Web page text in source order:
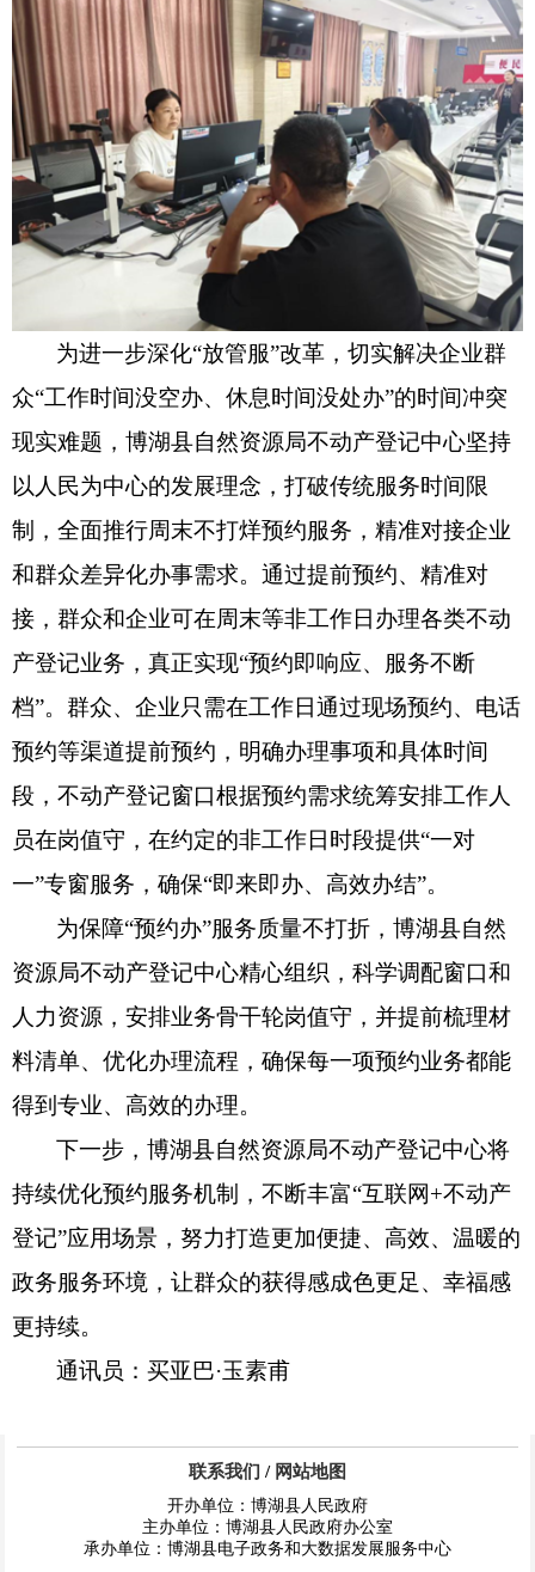
为进一步深化“放管服”改革，切实解决企业群
众“工作时间没空办、休息时间没处办”的时间冲突
现实难题，博湖县自然资源局不动产登记中心坚持
以人民为中心的发展理念，打破传统服务时间限
制，全面推行周末不打烊预约服务，精准对接企业
和群众差异化办事需求。通过提前预约、精准对
接，群众和企业可在周末等非工作日办理各类不动
产登记业务，真正实现“预约即响应、服务不断
档”。群众、企业只需在工作日通过现场预约、电话
预约等渠道提前预约，明确办理事项和具体时间
段，不动产登记窗口根据预约需求统筹安排工作人
员在岗值守，在约定的非工作日时段提供“一对
一”专窗服务，确保“即来即办、高效办结”。
为保障“预约办”服务质量不打折，博湖县自然
资源局不动产登记中心精心组织，科学调配窗口和
人力资源，安排业务骨干轮岗值守，并提前梳理材
料清单、优化办理流程，确保每一项预约业务都能
得到专业、高效的办理。
下一步，博湖县自然资源局不动产登记中心将
持续优化预约服务机制，不断丰富“互联网+不动产
登记”应用场景，努力打造更加便捷、高效、温暖的
政务服务环境，让群众的获得感成色更足、幸福感
更持续。
通讯员：买亚巴·玉素甫
联系我们 / 网站地图
开办单位：博湖县人民政府
主办单位：博湖县人民政府办公室
承办单位：博湖县电子政务和大数据发展服务中心